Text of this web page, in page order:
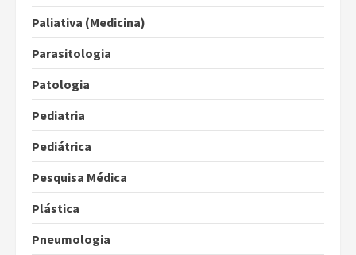
Paliativa (Medicina)
Parasitologia
Patologia
Pediatria
Pediátrica
Pesquisa Médica
Plástica
Pneumologia